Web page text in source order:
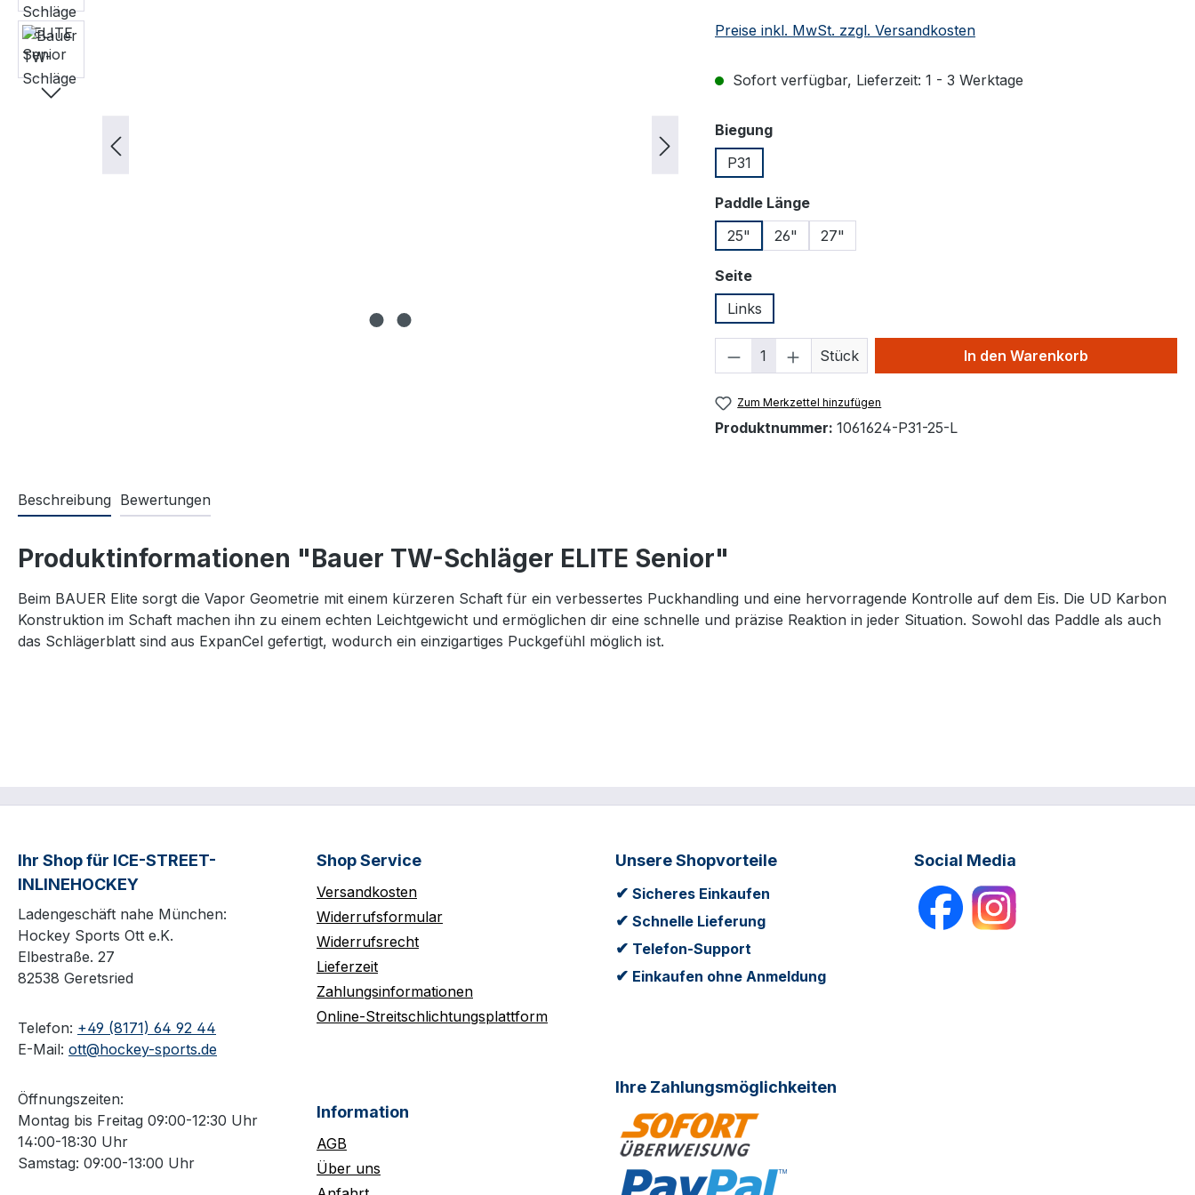
Preise inkl. MwSt. zzgl. Versandkosten
Sofort verfügbar, Lieferzeit: 1 - 3 Werktage
Biegungauswählen
P31
Paddle Längeauswählen
25"
26" 27"
Seiteauswählen
Links
Produkt Anzahl: Gib den gewünschten Wert
Stück In den Warenkorb
Zum Merkzettel hinzufügen
Produktnummer: 1061624-P31-25-L
Beschreibung Bewertungen
Produktinformationen "Bauer TW-Schläger ELITE Senior"
Beim BAUER Elite sorgt die Vapor Geometrie mit einem kürzeren Schaft für ein verbessertes Puckhandling und eine hervorragende Kontrolle auf dem Eis. Die UD Karbon
Konstruktion im Schaft machen ihn zu einem echten Leichtgewicht und ermöglichen dir eine schnelle und präzise Reaktion in jeder Situation. Sowohl das Paddle als auch
das Schlägerblatt sind aus ExpanCel gefertigt, wodurch ein einzigartiges Puckgefühl möglich ist.
Ihr Shop für ICE-STREET-
INLINEHOCKEY
Ladengeschäft nahe München:
Hockey Sports Ott e.K.
Elbestraße. 27
82538 Geretsried
Telefon: +49 (8171) 64 92 44
E-Mail: ott@hockey-sports.de
Öffnungszeiten:
Montag bis Freitag 09:00-12:30 Uhr
14:00-18:30 Uhr
Samstag: 09:00-13:00 Uhr
Shop Service
Versandkosten
Widerrufsformular
Widerrufsrecht
Lieferzeit
Zahlungsinformationen
Online-Streitschlichtungsplattform
Information
AGB
Über uns
Unsere Shopvorteile
✔ Sicheres Einkaufen
✔ Schnelle Lieferung
✔ Telefon-Support
✔ Einkaufen ohne Anmeldung
Ihre Zahlungsmöglichkeiten
Social Media